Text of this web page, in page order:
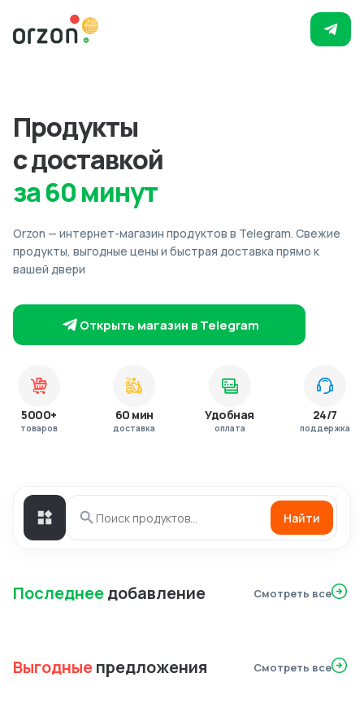
Продукты
с доставкой
за 60 минут
Orzon — интернет-магазин продуктов в Telegram. Свежие
продукты, выгодные цены и быстрая доставка прямо к
вашей двери
Открыть магазин в Telegram
5000+
товаров
60 мин
доставка
Удобная
оплата
24/7
поддержка
Найти
Последнеедобавление Смотреть все
Выгодныепредложения Смотреть все